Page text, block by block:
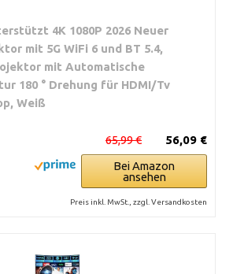
4K 1080P 2026 Neuer
mit 5G WiFi 6 und BT 5.4,
mit Automatische
180 ° Drehung für HDMI/Tv
Weiß
56,09 €
65,99 €
Bei Amazon
ansehen
Preis inkl. MwSt., zzgl. Versandkosten